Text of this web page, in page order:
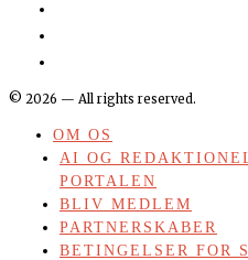
© 2026 — All rights reserved.
OM OS
AI OG
PORTALEN
BLIV MEDLEM
PARTNERSKABER
BETINGELSER FOR